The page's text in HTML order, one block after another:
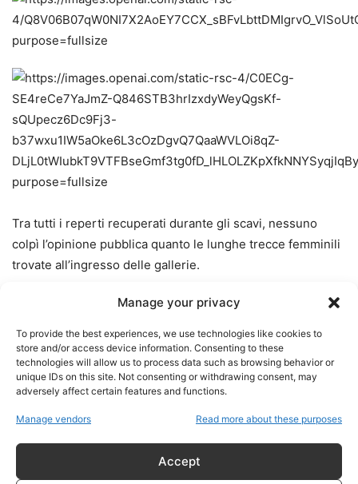
Manage your privacy
To provide the best experiences, we use technologies like cookies to
store and/or access device information. Consenting to these
technologies will allow us to process data such as browsing behavior or
unique IDs on this site. Not consenting or withdrawing consent, may
adversely affect certain features and functions.
Manage vendors Read more about these purposes
Accept
Tra tutti i reperti recuperati durante gli scavi, nessuno
colpì l’opinione pubblica quanto le lunghe trecce femminili
trovate all’ingresso delle gallerie.
Gli esperti forensi spiegarono che:
l’assenza quasi totale di ossigeno;
la temperatura stabile;
l’umidità costante;
avevano rallentato drasticamente la decomposizione.